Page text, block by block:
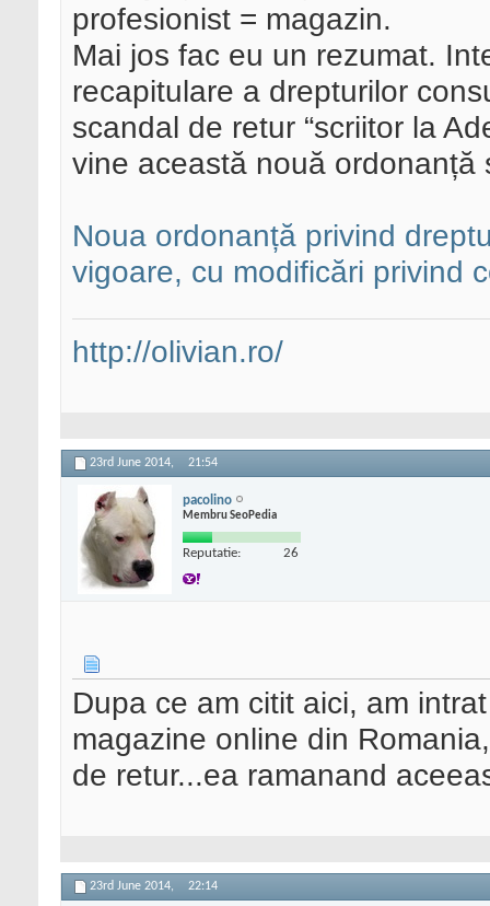
profesionist = magazin.
Mai jos fac eu un rezumat.
recapitulare a drepturilor
scandal de retur “scriitor la
vine această nouă ordonanță
Noua ordonanță privind
vigoare, cu modificări privind
http://olivian.ro/
23rd June 2014, 21:54
pacolino
Membru SeoPedia
Reputatie: 26
Dupa ce am citit aici, am
magazine online din
de retur...ea ramanand
23rd June 2014, 22:14